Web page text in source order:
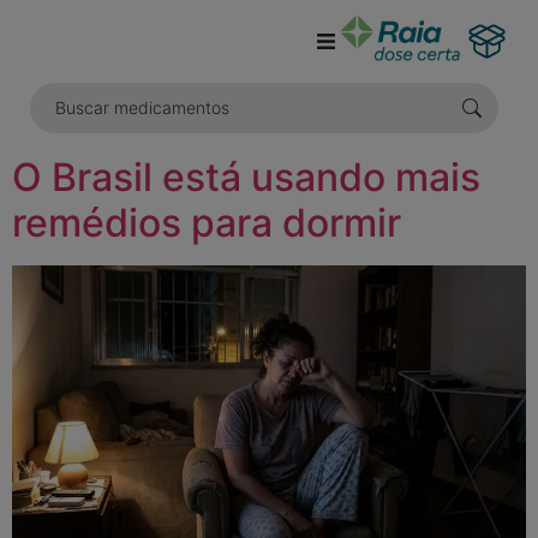
O Brasil está usando mais
remédios para dormir